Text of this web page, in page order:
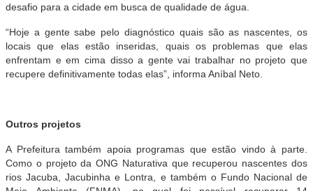
desafio para a cidade em busca de qualidade de água.
“Hoje a gente sabe pelo diagnóstico quais são as nascentes, os
locais que elas estão inseridas, quais os problemas que elas
enfrentam e em cima disso a gente vai trabalhar no projeto que
recupere definitivamente todas elas”, informa Aníbal Neto.
Outros projetos
A Prefeitura também apoia programas que estão vindo à parte.
Como o projeto da ONG Naturativa que recuperou nascentes dos
rios Jacuba, Jacubinha e Lontra, e também o Fundo Nacional de